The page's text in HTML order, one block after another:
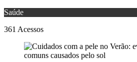
Saúde
361 Acessos